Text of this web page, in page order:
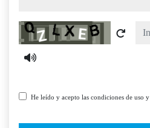
Captcha
He leído y acepto las condiciones de uso y